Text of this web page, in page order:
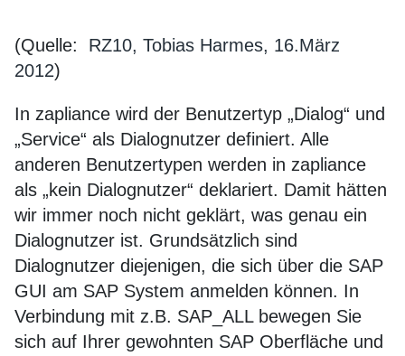
(Quelle: RZ10, Tobias Harmes, 16.März
2012)
In zapliance wird der Benutzertyp „Dialog“ und
„Service“ als Dialognutzer definiert. Alle
anderen Benutzertypen werden in zapliance
als „kein Dialognutzer“ deklariert. Damit hätten
wir immer noch nicht geklärt, was genau ein
Dialognutzer ist. Grundsätzlich sind
Dialognutzer diejenigen, die sich über die SAP
GUI am SAP System anmelden können. In
Verbindung mit z.B. SAP_ALL bewegen Sie
sich auf Ihrer gewohnten SAP Oberfläche und